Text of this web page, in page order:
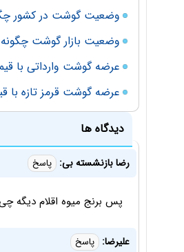
وضعیت گوشت در کشور
وضعیت بازار گوشت
عرضه گوشت‌ وارداتی با قیمت 230 هزار
عرضه گوشت قرمز تازه با قیمت 120
دیدگاه ها
رضا بازنشسته بی: پاسخ
پس برنج میوه اقلام دیگه
علیرضا: پاسخ